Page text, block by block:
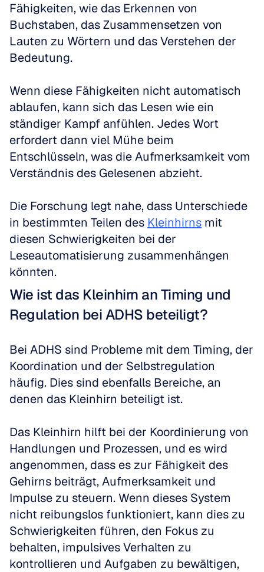
Fähigkeiten, wie das Erkennen von
Buchstaben, das Zusammensetzen von
Lauten zu Wörtern und das Verstehen der
Bedeutung.
Wenn diese Fähigkeiten nicht automatisch
ablaufen, kann sich das Lesen wie ein
ständiger Kampf anfühlen. Jedes Wort
erfordert dann viel Mühe beim
Entschlüsseln, was die Aufmerksamkeit vom
Verständnis des Gelesenen abzieht.
Die Forschung legt nahe, dass Unterschiede
in bestimmten Teilen des Kleinhirns mit
diesen Schwierigkeiten bei der
Leseautomatisierung zusammenhängen
könnten.
Wie ist das Kleinhirn an Timing und
Regulation bei ADHS beteiligt?
Bei ADHS sind Probleme mit dem Timing, der
Koordination und der Selbstregulation
häufig. Dies sind ebenfalls Bereiche, an
denen das Kleinhirn beteiligt ist.
Das Kleinhirn hilft bei der Koordinierung von
Handlungen und Prozessen, und es wird
angenommen, dass es zur Fähigkeit des
Gehirns beiträgt, Aufmerksamkeit und
Impulse zu steuern. Wenn dieses System
nicht reibungslos funktioniert, kann dies zu
Schwierigkeiten führen, den Fokus zu
behalten, impulsives Verhalten zu
kontrollieren und Aufgaben zu bewältigen,